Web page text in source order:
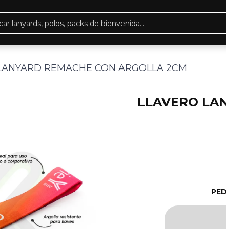
REMACHE CON ARGOLLA 2CM
LLAVERO